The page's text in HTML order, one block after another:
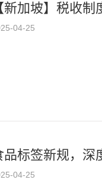
新加坡】税收制
04-25
品标签新规，深
04-25